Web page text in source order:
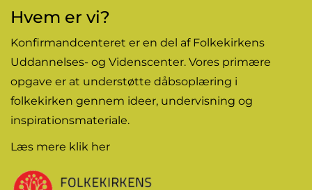
Hvem er vi?
Konfirmandcenteret er en del af Folkekirkens
Uddannelses- og Videnscenter. Vores primære
opgave er at understøtte dåbsoplæring i
folkekirken gennem ideer, undervisning og
inspirationsmateriale.
Læs mere klik her